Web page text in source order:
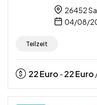
26452
04/08/
Teilzeit
22Euro - 22Euro